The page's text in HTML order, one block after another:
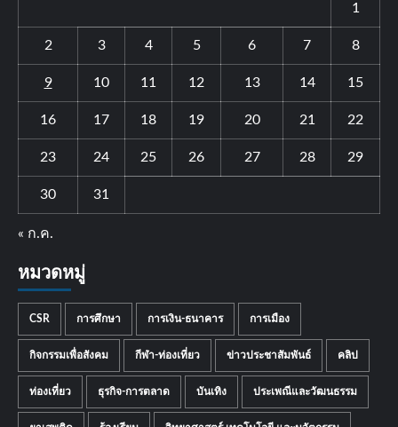
1
2 3 4 5 6 7 8
9 10 11 12 13 14 15
16 17 18 19 20 21 22
23 24 25 26 27 28 29
30 31
« ก.ค.
หมวดหมู่
CSR การศึกษา การเงิน-ธนาคาร การเมือง
กิจกรรมเพื่อสังคม กีฬา-ท่องเที่ยว ข่าวประชาสัมพันธ์ คลิป
ท่องเที่ยว ธุรกิจ-การตลาด บันเทิง ประเพณีและวัฒนธรรม